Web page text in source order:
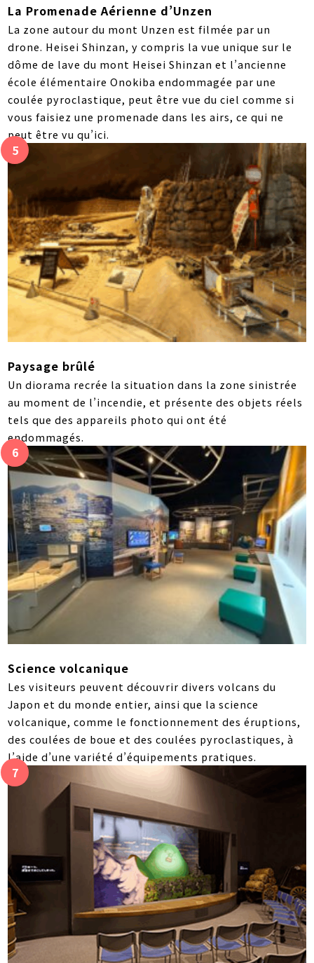
La Promenade Aérienne d’Unzen
La zone autour du mont Unzen est filmée par un
drone. Heisei Shinzan, y compris la vue unique sur le
dôme de lave du mont Heisei Shinzan et l’ancienne
école élémentaire Onokiba endommagée par une
coulée pyroclastique, peut être vue du ciel comme si
vous faisiez une promenade dans les airs, ce qui ne
peut être vu qu’ici.
Paysage brûlé
Un diorama recrée la situation dans la zone sinistrée
au moment de l’incendie, et présente des objets réels
tels que des appareils photo qui ont été
endommagés.
Science volcanique
Les visiteurs peuvent découvrir divers volcans du
Japon et du monde entier, ainsi que la science
volcanique, comme le fonctionnement des éruptions,
des coulées de boue et des coulées pyroclastiques, à
l’aide d’une variété d’équipements pratiques.